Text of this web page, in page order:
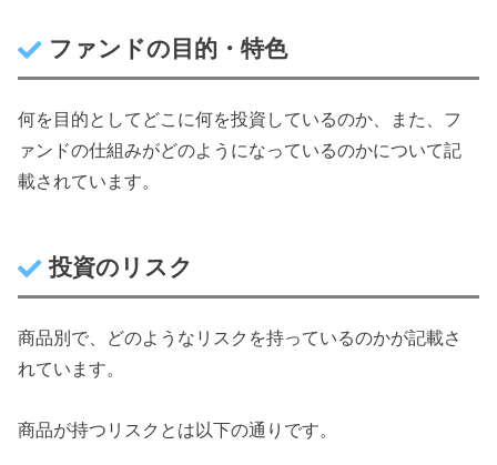
ファンドの目的・特色
何を目的としてどこに何を投資しているのか、また、フ
ァンドの仕組みがどのようになっているのかについて記
載されています。
投資のリスク
商品別で、どのようなリスクを持っているのかが記載さ
れています。
商品が持つリスクとは以下の通りです。